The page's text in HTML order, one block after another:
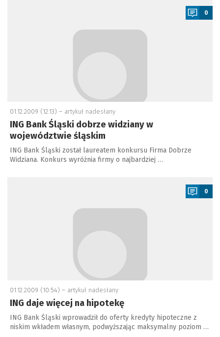
0
01.12.2009 (12:13) – artykuł nadesłany
ING Bank Śląski dobrze widziany w
województwie śląskim
ING Bank Śląski został laureatem konkursu Firma Dobrze
Widziana. Konkurs wyróżnia firmy o najbardziej …
0
01.12.2009 (10:54) – artykuł nadesłany
ING daje więcej na hipotekę
ING Bank Śląski wprowadził do oferty kredyty hipoteczne z
niskim wkładem własnym, podwyższając maksymalny poziom …